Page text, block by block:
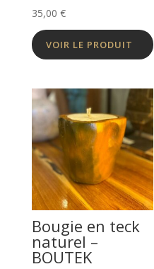
35,00 €
VOIR LE PRODUIT
Bougie en teck
naturel –
BOUTEK